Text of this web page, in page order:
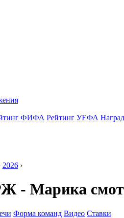
ФИФА Рейтинг УЕФА
2026 ›
- Марика
Форма команд Видео Ставки